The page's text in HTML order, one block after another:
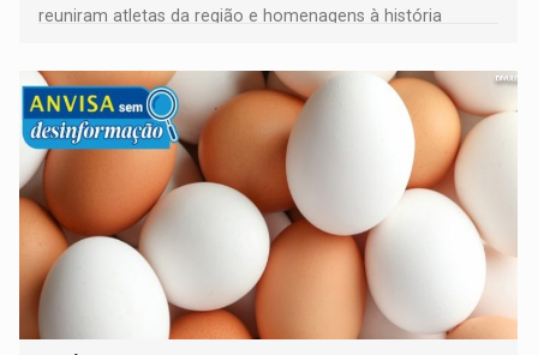
reuniram atletas da região e homenagens à história